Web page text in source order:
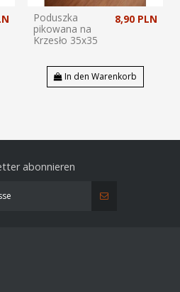
Poduszka
pikowana na
Krzesło 35x35
8,90 PLN
In den Warenkorb
abonnieren